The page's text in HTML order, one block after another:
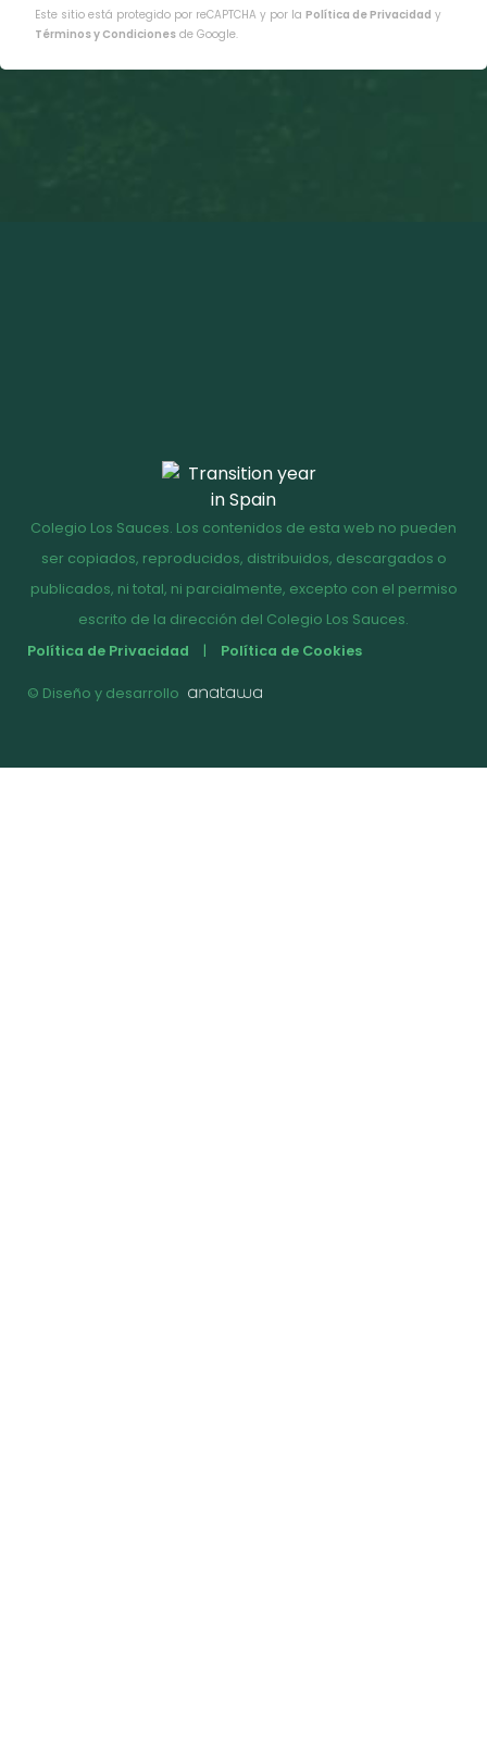
Este sitio está protegido por reCAPTCHA y por la Política de Privacidad y
Términos y Condiciones de Google.
Colegio Los Sauces. Los contenidos de esta web no pueden
ser copiados, reproducidos, distribuidos, descargados o
publicados, ni total, ni parcialmente, excepto con el permiso
escrito de la dirección del Colegio Los Sauces.
Política de Privacidad
Política de Cookies
© Diseño y desarrollo